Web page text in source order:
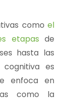
como el
etapas de
hasta las
cognitiva es
enfoca en
como la